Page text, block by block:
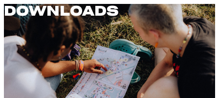
DOWNLOADS